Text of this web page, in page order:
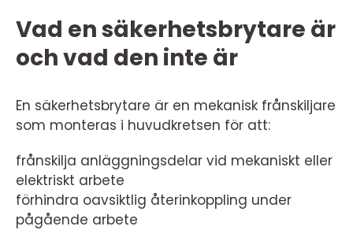
Vad en säkerhetsbrytare är
och vad den inte är
En säkerhetsbrytare är en mekanisk frånskiljare
som monteras i huvudkretsen för att:
frånskilja anläggningsdelar vid mekaniskt eller
elektriskt arbete
förhindra oavsiktlig återinkoppling under
pågående arbete